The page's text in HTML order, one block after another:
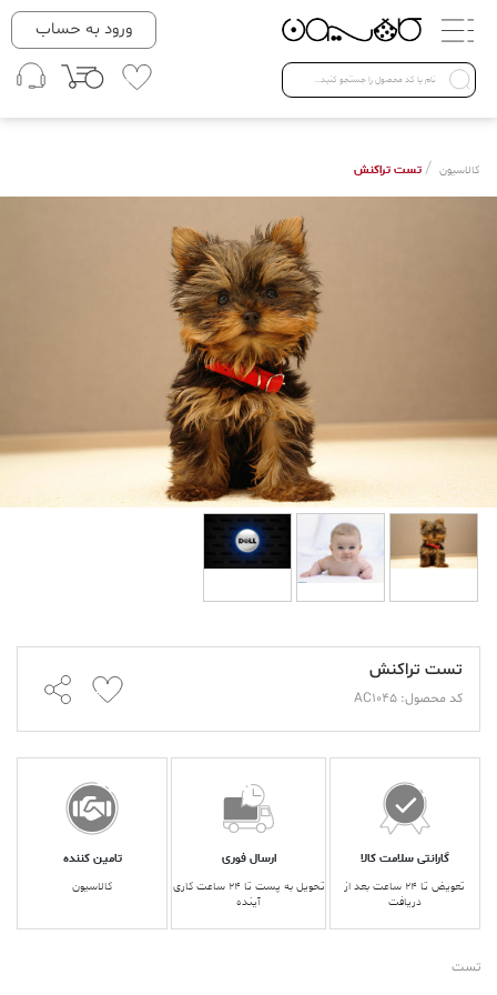
دسته بندی ها
Open submenu ( لباس زنانه )
لباس زنانه
لباس مردانه
ورود به حساب
کالاسیون / تست تراکنش
تست تراکنش
کد محصول: AC1045
گارانتی سلامت کالا
تعویض تا ۲۴ ساعت بعد از
دریافت
ارسال فوری
تحویل به پست تا ۲۴ ساعت کاری
آینده
تامین کننده
کالاسیون
تست